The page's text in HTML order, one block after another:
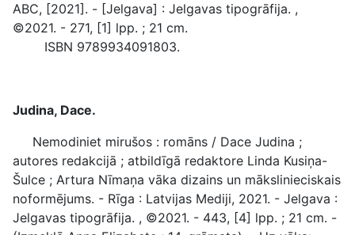
ABC, [2021]. - [Jelgava] : Jelgavas tipogrāfija. ,
©2021. - 271, [1] lpp. ; 21 cm.
ISBN 9789934091803.
Judina, Dace.
Nemodiniet mirušos : romāns / Dace Judina ;
autores redakcijā ; atbildīgā redaktore Linda Kusiņa-
Šulce ; Artura Nīmaņa vāka dizains un mākslinieciskais
noformējums. - Rīga : Latvijas Mediji, 2021. - Jelgava :
Jelgavas tipogrāfija. , ©2021. - 443, [4] lpp. ; 21 cm. -